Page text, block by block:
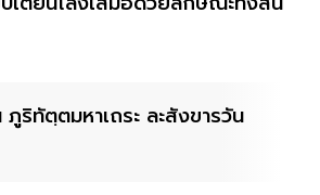
ริทัตฺตมหาเถระ ละสังขารวัน